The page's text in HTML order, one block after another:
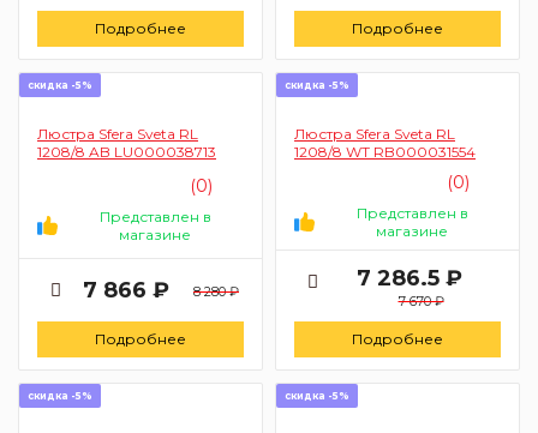
Подробнее Подробнее
скидка -5%
Люстра Sfera Sveta RL
1208/8 AB LU000038713
(0)
Представлен в
магазине
7 866 ₽ 8 280 ₽
Подробнее
скидка -5%
Люстра Sfera Sveta RL
1208/8 WT RB000031554
(0)
Представлен в
магазине
7 286.5 ₽
7 670 ₽
Подробнее
скидка -5% скидка -5%